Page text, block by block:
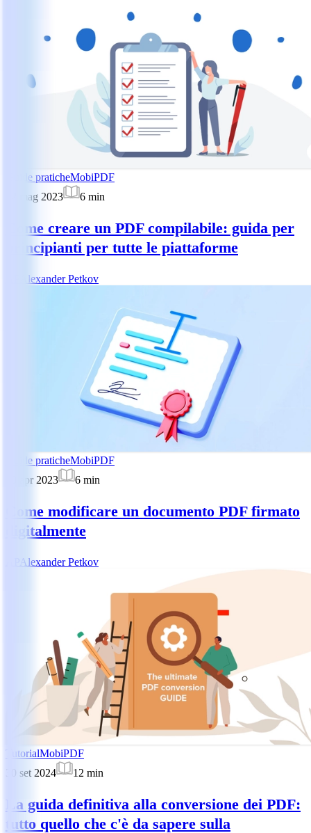
Guide praticheMobiPDF
22 mag 2023
6 min
Come creare un PDF compilabile: guida per
principianti per tutte le piattaforme
Alexander Petkov
Guide praticheMobiPDF
10 apr 2023
6 min
Come modificare un documento PDF firmato
digitalmente
Alexander Petkov
TutorialMobiPDF
30 set 2024
12 min
La guida definitiva alla conversione dei PDF:
tutto quello che c'è da sapere sulla